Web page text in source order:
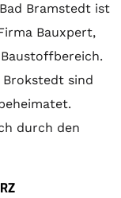
Bramstedt ist
Bauxpert,
sind
durch den